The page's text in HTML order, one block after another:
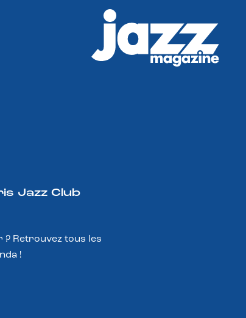
Jazz Club
? Retrouvez tous les
!